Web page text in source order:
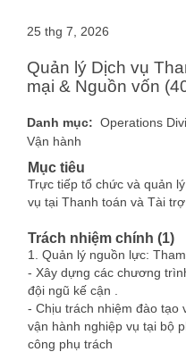
25 thg 7, 2026
Quản lý Dịch vụ
mại & Nguồn vốn
Danh mục: Operations
Vận hành
Mục tiêu
Trực tiếp tổ chức và quản
vụ tại Thanh toán và Tài
Trách nhiệm chính (1)
1. Quản lý nguồn lực:
- Xây dựng các chương
đội ngũ kế cận .
- Chịu trách nhiệm đào tạo
vận hành nghiệp vụ tại bộ
công phụ trách